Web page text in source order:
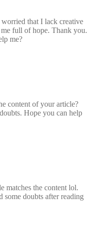
that I lack creative
full of hope. Thank you.
me?
content of your article?
Hope you can help
matches the content lol.
some doubts after reading